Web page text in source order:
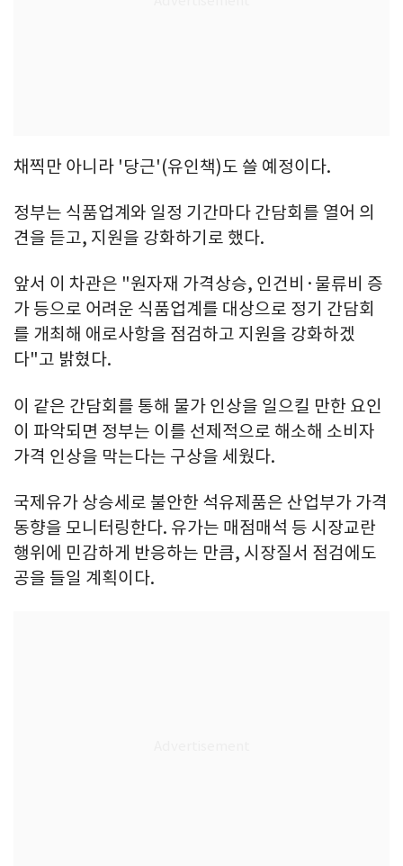
채찍만 아니라 '당근'(유인책)도 쓸 예정이다.
정부는 식품업계와 일정 기간마다 간담회를 열어 의
견을 듣고, 지원을 강화하기로 했다.
앞서 이 차관은 "원자재 가격상승, 인건비·물류비 증
가 등으로 어려운 식품업계를 대상으로 정기 간담회
를 개최해 애로사항을 점검하고 지원을 강화하겠
다"고 밝혔다.
이 같은 간담회를 통해 물가 인상을 일으킬 만한 요인
이 파악되면 정부는 이를 선제적으로 해소해 소비자
가격 인상을 막는다는 구상을 세웠다.
국제유가 상승세로 불안한 석유제품은 산업부가 가격
동향을 모니터링한다. 유가는 매점매석 등 시장교란
행위에 민감하게 반응하는 만큼, 시장질서 점검에도
공을 들일 계획이다.